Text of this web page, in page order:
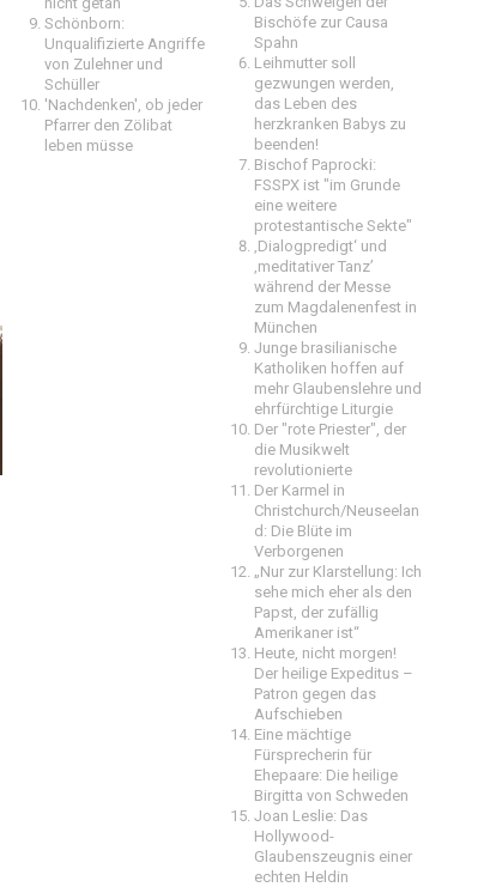
Schönborn:
Unqualifizierte Angriffe
von Zulehner und
Schüller
'Nachdenken', ob jeder
Pfarrer den Zölibat
leben müsse
Bischöfe zur Causa
Spahn
Leihmutter soll
gezwungen werden,
das Leben des
herzkranken Babys zu
beenden!
Bischof Paprocki:
FSSPX ist "im Grunde
eine weitere
protestantische Sekte"
‚Dialogpredigt‘ und
‚meditativer Tanz’
während der Messe
zum Magdalenenfest in
München
Junge brasilianische
Katholiken hoffen auf
mehr Glaubenslehre und
ehrfürchtige Liturgie
Der "rote Priester", der
die Musikwelt
revolutionierte
Der Karmel in
Christchurch/Neuseelan
d: Die Blüte im
Verborgenen
„Nur zur Klarstellung: Ich
sehe mich eher als den
Papst, der zufällig
Amerikaner ist“
Heute, nicht morgen!
Der heilige Expeditus –
Patron gegen das
Aufschieben
Eine mächtige
Fürsprecherin für
Ehepaare: Die heilige
Birgitta von Schweden
Joan Leslie: Das
Hollywood-
Glaubenszeugnis einer
echten Heldin